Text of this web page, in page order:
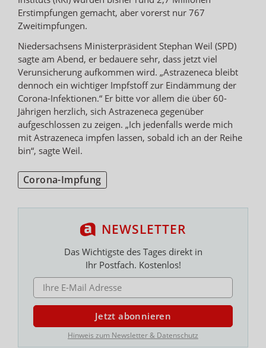
Erstimpfungen gemacht, aber vorerst nur 767
Zweitimpfungen.
Niedersachsens Ministerpräsident Stephan Weil (SPD)
sagte am Abend, er bedauere sehr, dass jetzt viel
Verunsicherung aufkommen wird. „Astrazeneca bleibt
dennoch ein wichtiger Impfstoff zur Eindämmung der
Corona-Infektionen.“ Er bitte vor allem die über 60-
Jährigen herzlich, sich Astrazeneca gegenüber
aufgeschlossen zu zeigen. „Ich jedenfalls werde mich
mit Astrazeneca impfen lassen, sobald ich an der Reihe
bin“, sagte Weil.
Corona-Impfung
NEWSLETTER
Das Wichtigste des Tages direkt in
Ihr Postfach. Kostenlos!
E-MAIL ADRESSE
Jetzt abonnieren
Hinweis zum Newsletter & Datenschutz